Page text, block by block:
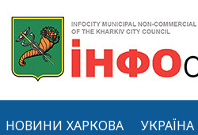
НОВИНИ ХАРКОВА УКРАЇНА